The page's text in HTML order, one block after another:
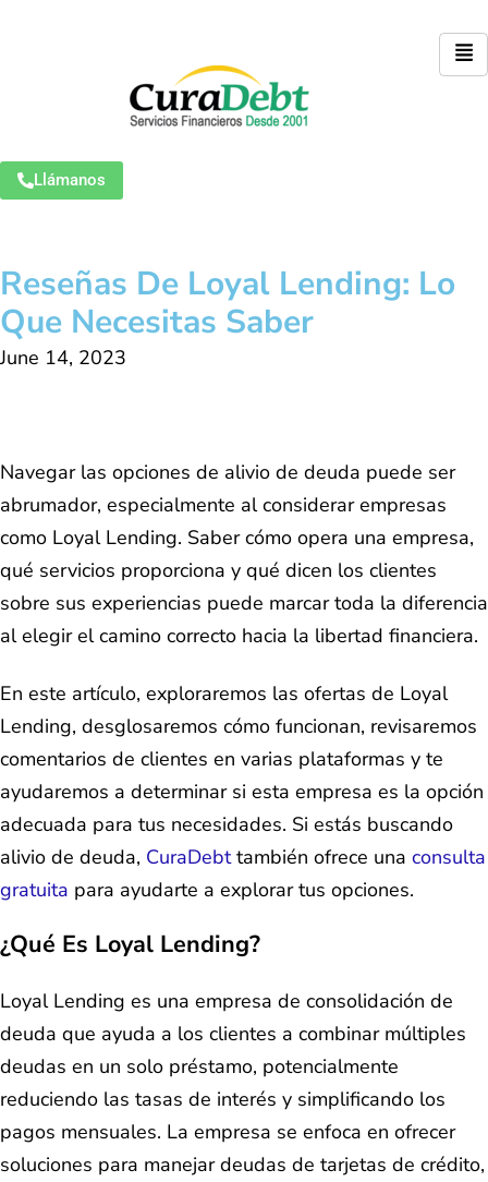
Llámanos
Reseñas De Loyal Lending: Lo
Que Necesitas Saber
June 14, 2023
Navegar las opciones de alivio de deuda puede ser
abrumador, especialmente al considerar empresas
como Loyal Lending. Saber cómo opera una empresa,
qué servicios proporciona y qué dicen los clientes
sobre sus experiencias puede marcar toda la diferencia
al elegir el camino correcto hacia la libertad financiera.
En este artículo, exploraremos las ofertas de Loyal
Lending, desglosaremos cómo funcionan, revisaremos
comentarios de clientes en varias plataformas y te
ayudaremos a determinar si esta empresa es la opción
adecuada para tus necesidades. Si estás buscando
alivio de deuda, CuraDebttambién ofrece una consulta
gratuita para ayudarte a explorar tus opciones.
¿Qué Es Loyal Lending?
Loyal Lending es una empresa de consolidación de
deuda que ayuda a los clientes a combinar múltiples
deudas en un solo préstamo, potencialmente
reduciendo las tasas de interés y simplificando los
pagos mensuales. La empresa se enfoca en ofrecer
soluciones para manejar deudas de tarjetas de crédito,